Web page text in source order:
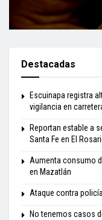
Destacadas
Escuinapa registra
vigilancia en
Reportan estable a
Santa Fe en El
Aumenta consumo
en Mazatlán
Ataque contra
No tenemos casos